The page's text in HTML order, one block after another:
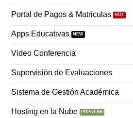
Portal de Pagos & Matriculas
Apps Educativas
Video Conferencia
Supervisión de Evaluaciones
Sistema de Gestión Académica
Hosting en la Nube